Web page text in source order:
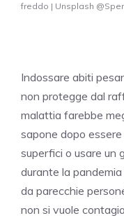
freddo | Unsplash
Indossare abiti
non protegge dal
malattia farebbe
sapone dopo
superfici o usare un
durante la
da parecchie
non si vuole